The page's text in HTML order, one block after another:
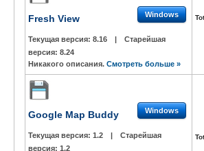
Fresh View Windows
Текущая версия: 8.16 |
Старейшая
версия: 8.24
Никакого описания. Смотреть больше »
Google Map Buddy Windows
Текущая версия: 1.2 |
Старейшая
версия: 1.2